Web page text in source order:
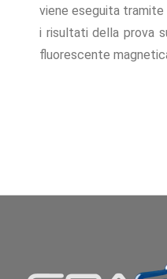
viene eseguita tramite
i risultati della prova
fluorescente